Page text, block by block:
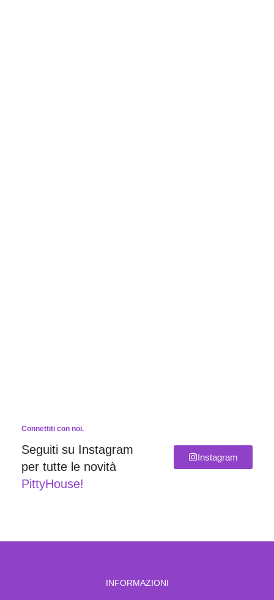
Connettiti con noi.
Seguiti su Instagram
per tutte le novità
PittyHouse!
Instagram
INFORMAZIONI